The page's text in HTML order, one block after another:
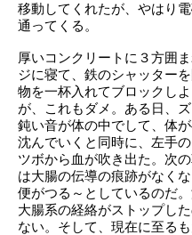
移動してくれたが、やはり
通ってくる。
厚いコンクリートに３方囲
ジに寝て、鉄のシャッター
物を一杯入れてブロックし
が、これもダメ。ある日、
鈍い音が体の中でして、体
沈んでいくと同時に、左手
ツボから血が吹き出た。次
は大腸の伝導の痕跡がなくな
便がつる～としているのだ
大腸系の経絡がストップし
ない。そして、現在に至る